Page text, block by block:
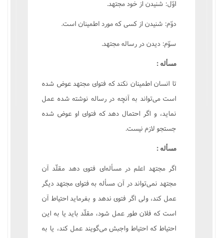
اوّل: شنيدن از خود مجتهد.
دوّم: شنيدن از کسى که مورد اطمينان است.
سوّم: ديدن در رساله مجتهد.
مسأله :
تا انسان اطمينان نکند که فتواى مجتهد عوض شده
است مى‌تواند به آنچه در رساله نوشته شده عمل
نمايد، و اگر احتمال دهد که فتواى او عوض شده
جستجو لازم نيست.
مسأله :
اگر مجتهد اعلم در مسأله‌اى فتوى دهد مقلّد آن
مجتهد نمى‌تواند در آن مسأله به فتواى مجتهد ديگر
عمل کند، ولى اگر فتوى ندهد و بفرمايد احتياط آن
است که فلان طور عمل شود، مقلّد بايد يا به اين
احتياط که احتياط واجبش مى‌گويند عمل کند، يا به